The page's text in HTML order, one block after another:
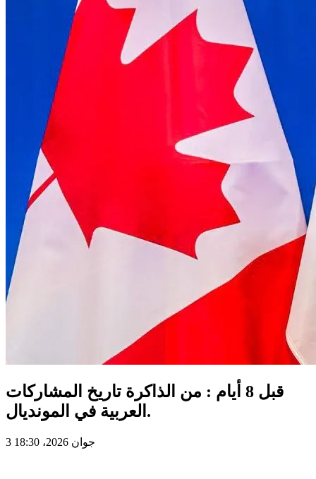
قبل 8 أيام : من الذاكرة تاريخ المشاركات
العربية في المونديال.
3 جوان 2026، 18:30